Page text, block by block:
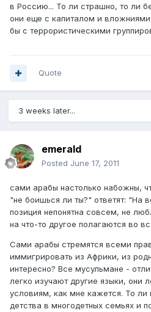
в Россию... То ли страшно, то ли
они еще с капиталом и
бы с террористическими
Quote
3 weeks later...
emerald
Posted June 17, 2011
сами арабы настолько набожны,
"не боишься ли ты?" ответят: "На
позиция непонятна совсем, не
на что-то другое полагаются во
Сами арабы стремятся всеми
иммигрировать из Африки, из
интересно? Все мусульмане -
легко изучают другие языки, они
условиям, как мне кажется. То ли
детства в многодетных семьях и